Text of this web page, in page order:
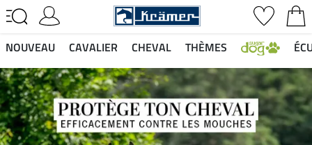
NOUVEAU CAVALIER CHEVAL THÈMES